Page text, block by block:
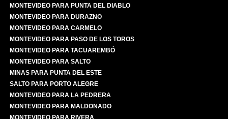
MONTEVIDEO PARA PUNTA DEL DIABLO
MONTEVIDEO PARA DURAZNO
MONTEVIDEO PARA CARMELO
MONTEVIDEO PARA PASO DE LOS TOROS
MONTEVIDEO PARA TACUAREMBÓ
MONTEVIDEO PARA SALTO
MINAS PARA PUNTA DEL ESTE
SALTO PARA PORTO ALEGRE
MONTEVIDEO PARA LA PEDRERA
MONTEVIDEO PARA MALDONADO
MONTEVIDEO PARA RIVERA